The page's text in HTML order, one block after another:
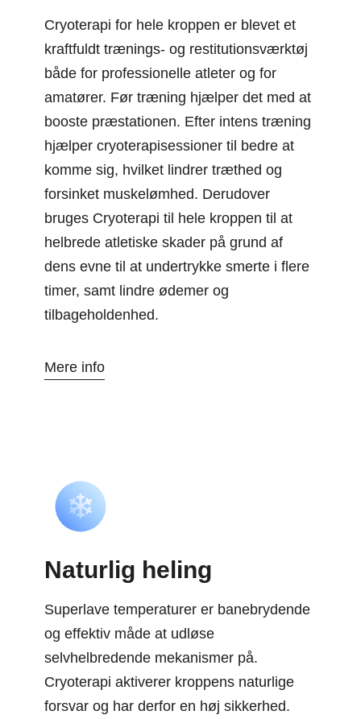
Cryoterapi for hele kroppen er blevet et
kraftfuldt trænings- og restitutionsværktøj
både for professionelle atleter og for
amatører. Før træning hjælper det med at
booste præstationen. Efter intens træning
hjælper cryoterapisessioner til bedre at
komme sig, hvilket lindrer træthed og
forsinket muskelømhed. Derudover
bruges Cryoterapi til hele kroppen til at
helbrede atletiske skader på grund af
dens evne til at undertrykke smerte i flere
timer, samt lindre ødemer og
tilbageholdenhed.
Mere info
Naturlig heling
Superlave temperaturer er banebrydende
og effektiv måde at udløse
selvhelbredende mekanismer på.
Cryoterapi aktiverer kroppens naturlige
forsvar og har derfor en høj sikkerhed.